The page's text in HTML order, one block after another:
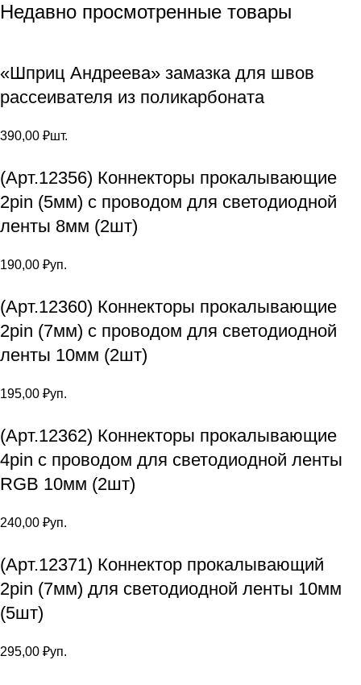
Недавно просмотренные товары
«Шприц Андреева» замазка для швов
рассеивателя из поликарбоната
390,00 ₽шт.
(Арт.12356) Коннекторы прокалывающие
2pin (5мм) с проводом для светодиодной
ленты 8мм (2шт)
190,00 ₽уп.
(Арт.12360) Коннекторы прокалывающие
2pin (7мм) с проводом для светодиодной
ленты 10мм (2шт)
195,00 ₽уп.
(Арт.12362) Коннекторы прокалывающие
4pin с проводом для светодиодной ленты
RGB 10мм (2шт)
240,00 ₽уп.
(Арт.12371) Коннектор прокалывающий
2pin (7мм) для светодиодной ленты 10мм
(5шт)
295,00 ₽уп.